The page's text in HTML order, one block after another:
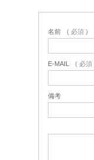
名前 ( 必須 )
E-MAIL ( 必須
備考